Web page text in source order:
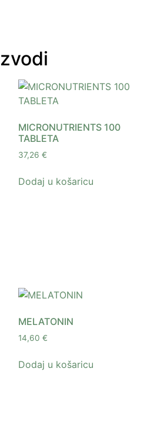
MICRONUTRIENTS 100
TABLETA
37,26 €
Dodaj u košaricu
MELATONIN
14,60 €
Dodaj u košaricu